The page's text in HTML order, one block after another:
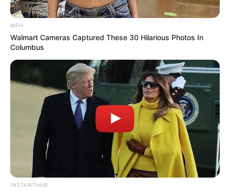
Tags Court Guajrat News Gujarat કિંજલ દવે
અમારી યુટ્યુબ ચેનલ ને Subscribe કરો
Latest News
અમદાવાદમાં મેયરને જોતા જ 3 દિવસથી પાણીમાં
રહેલા લોકોનો બાટલો ફાટ્યો
2 weeks ago
MFH
Walmart Cameras Captured These 30 Hilarious Photos In
Columbus
INSTANTHUB